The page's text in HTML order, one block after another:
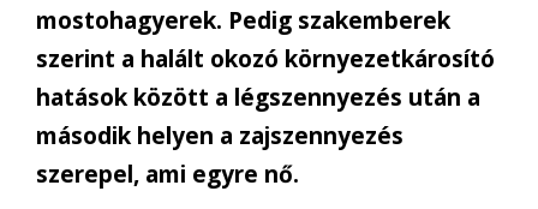
mostohagyerek. Pedig szakemberek
szerint a halált okozó környezetkárosító
hatások között a légszennyezés után a
második helyen a zajszennyezés
szerepel, ami egyre nő.